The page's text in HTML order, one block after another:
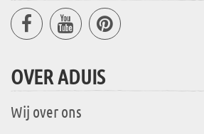
OVER ADUIS
Wij over ons